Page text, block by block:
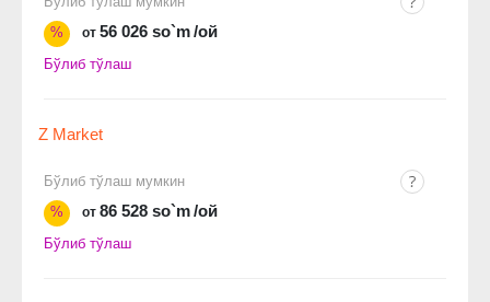
%
от 56 026 so`m/ой
Бўлиб тўлаш
Z Market
Бўлиб тўлаш мумкин
%
от 86 528 so`m/ой
Бўлиб тўлаш